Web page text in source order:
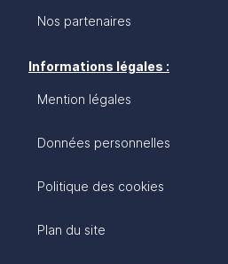
Nos partenaires
Informations légales :
Mention légales
Données personnelles
Politique des cookies
Plan du site